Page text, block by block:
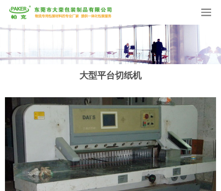
大型平台切纸机